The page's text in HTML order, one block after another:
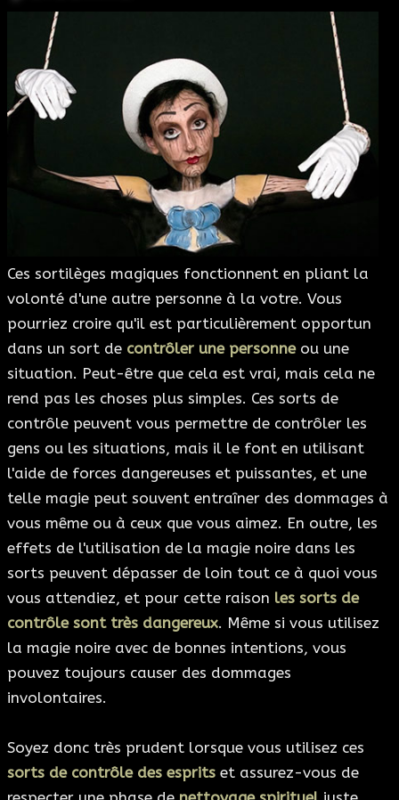
Ces sortilèges magiques fonctionnent en pliant la
volonté d'une autre personne à la votre. Vous
pourriez croire qu'il est particulièrement opportun
dans un sort de contrôler une personneou une
situation. Peut-être que cela est vrai, mais cela ne
rend pas les choses plus simples. Ces sorts de
contrôle peuvent vous permettre de contrôler les
gens ou les situations, mais il le font en utilisant
l'aide de forces dangereuses et puissantes, et une
telle magie peut souvent entraîner des dommages à
vous même ou à ceux que vous aimez. En outre, les
effets de l'utilisation de la magie noire dans les
sorts peuvent dépasser de loin tout ce à quoi vous
vous attendiez, et pour cette raison les sorts de
contrôle sont très dangereux. Même si vous utilisez
la magie noire avec de bonnes intentions, vous
pouvez toujours causer des dommages
involontaires.
Soyez donc très prudent lorsque vous utilisez ces
sorts de contrôle des esprits et assurez-vous de